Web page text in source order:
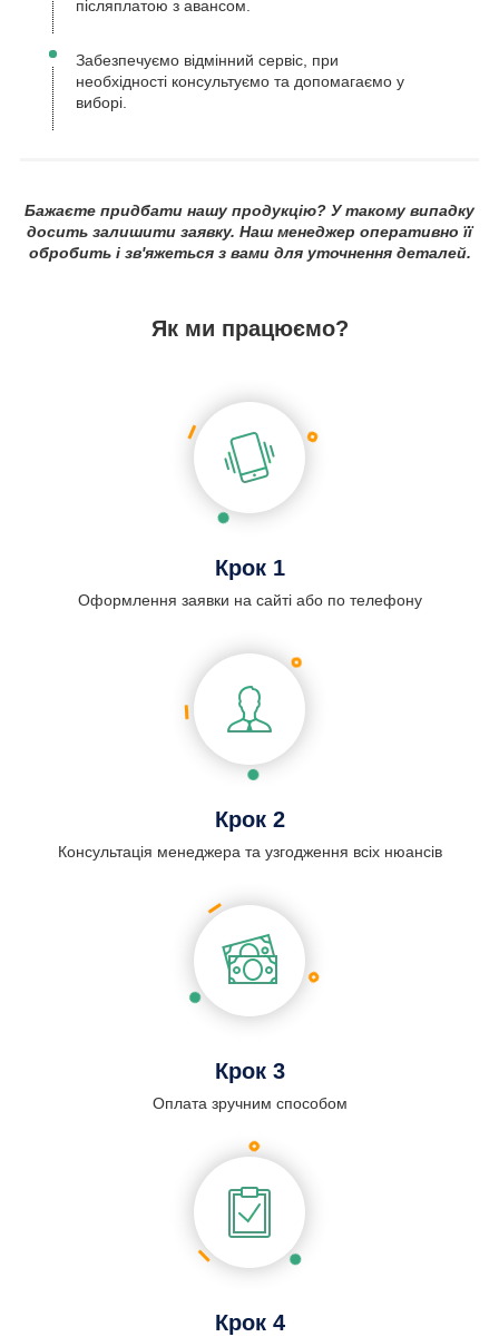
післяплатою з авансом.
Забезпечуємо відмінний сервіс, при
необхідності консультуємо та допомагаємо у
виборі.
Бажаєте придбати нашу продукцію? У такому випадку
досить залишити заявку. Наш менеджер оперативно її
обробить і зв'яжеться з вами для уточнення деталей.
Як ми працюємо?
Крок 1
Оформлення заявки на сайті або по телефону
Крок 2
Консультація менеджера та узгодження всіх нюансів
Крок 3
Оплата зручним способом
Крок 4